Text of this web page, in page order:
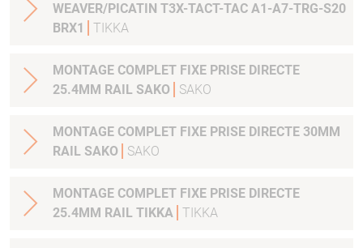
WEAVER/PICATIN T3X-TACT-TAC A1-A7-TRG-S20
BRX1
TIKKA
MONTAGE COMPLET FIXE PRISE DIRECTE
25.4MM RAIL SAKO
SAKO
MONTAGE COMPLET FIXE PRISE DIRECTE 30MM
RAIL SAKO
SAKO
MONTAGE COMPLET FIXE PRISE DIRECTE
25.4MM RAIL TIKKA TIKKA